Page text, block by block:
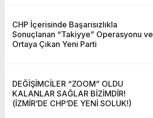
CHP İçerisinde Başarısızlıkla
Sonuçlanan “Takiyye” Operasyonu ve
Ortaya Çıkan Yeni Parti
DEĞİŞİMCİLER “ZOOM” OLDU
KALANLAR SAĞLAR BİZİMDİR!
(İZMİR’DE CHP’DE YENİ SOLUK!)